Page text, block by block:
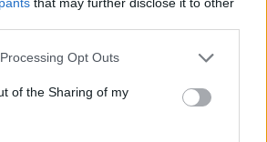
Opt Outs
of the Sharing of my